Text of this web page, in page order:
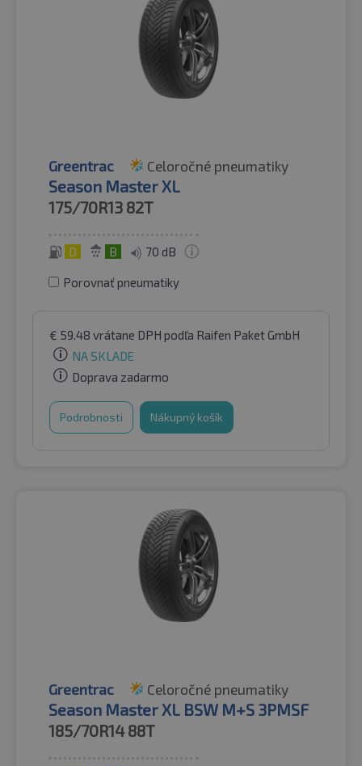
Greentrac Celoročné pneumatiky
Season Master XL
175/70R13 82T
D B 70 dB
Porovnať pneumatiky
€ 59.48 vrátane DPH podľa Raifen Paket GmbH
NA SKLADE
Doprava zadarmo
Podrobnosti Nákupný košík
Greentrac Celoročné pneumatiky
Season Master XL BSW M+S 3PMSF
185/70R14 88T